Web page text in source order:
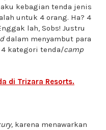
aku kebagian tenda jenis
untuk 4 orang. Ha? 4
lah, Sobs! Justru
dalam menyambut para
4 kategori tenda/camp
di Trizara Resorts.
karena menawarkan